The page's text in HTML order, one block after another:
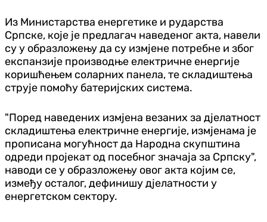
Из Министарства енергетике и рударства
Српске, које је предлагач наведеног акта, навели
су у образложењу да су измјене потребне и због
експанзије производње електричне енергије
коришћењем соларних панела, те складиштења
струје помоћу батеријских система.
"Поред наведених измјена везаних за дјелатност
складиштења електричне енергије, измјенама је
прописана могућност да Народна скупштина
одреди пројекат од посебног значаја за Српску",
наводи се у образложењу овог акта којим се,
између осталог, дефинишу дјелатности у
енергетском сектору.